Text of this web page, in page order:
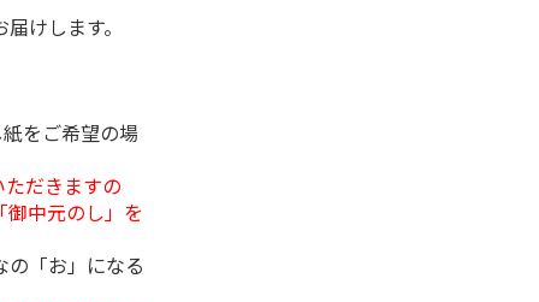
けします。
をご希望の場
だきますの
中元のし」を
「お」になる